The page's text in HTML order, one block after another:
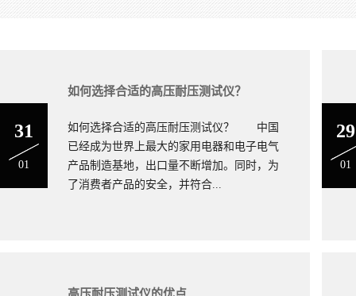
器械、电子仪器、电工器材及元器件、微电脑生产企业的试验和出
31
01
如何选择合适的高压耐压测试仪？
如何选择合适的高压耐压测试仪？ 中国
已经成为世界上最大的家用电器和电子电气
产品制造基地，出口量不断增加。同时，为
了消费者产品的安全，并符合...
29
01
高压耐压测试仪的优点